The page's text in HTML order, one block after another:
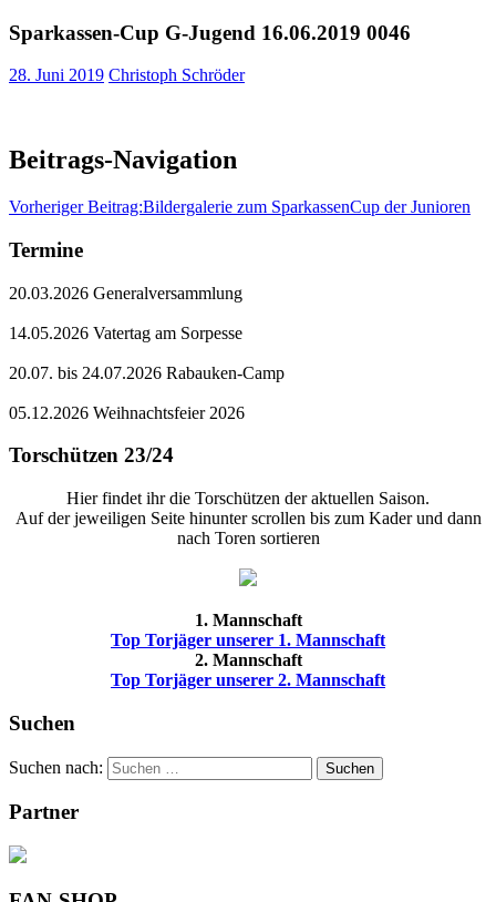
Sparkassen-Cup G-Jugend 16.06.2019 0046
28. Juni 2019 Christoph Schröder
Beitrags-Navigation
Vorheriger Beitrag:Bildergalerie zum SparkassenCup der Junioren
Termine
20.03.2026 Generalversammlung
14.05.2026 Vatertag am Sorpesse
20.07. bis 24.07.2026 Rabauken-Camp
05.12.2026 Weihnachtsfeier 2026
Torschützen 23/24
Hier findet ihr die Torschützen der aktuellen Saison.
Auf der jeweiligen Seite hinunter scrollen bis zum Kader und dann
nach Toren sortieren
1. Mannschaft
Top Torjäger unserer 1. Mannschaft
2. Mannschaft
Top Torjäger unserer 2. Mannschaft
Suchen
Suchen nach: Suchen
Partner